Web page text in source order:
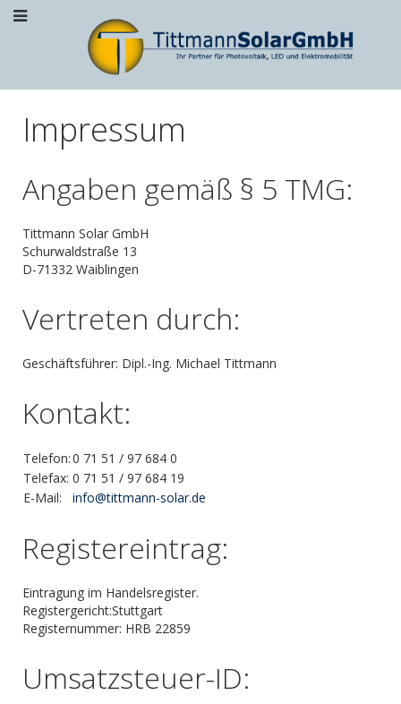
Impressum
Angaben gemäß § 5 TMG:
Tittmann Solar GmbH
Schurwaldstraße 13
D-71332 Waiblingen
Vertreten durch:
Geschäftsführer: Dipl.-Ing. Michael Tittmann
Kontakt:
Telefon:0 71 51 / 97 684 0
Telefax: 0 71 51 / 97 684 19
E-Mail:
info@tittmann-solar.de
Registereintrag:
Eintragung im Handelsregister.
Registergericht:Stuttgart
Registernummer: HRB 22859
Umsatzsteuer-ID: